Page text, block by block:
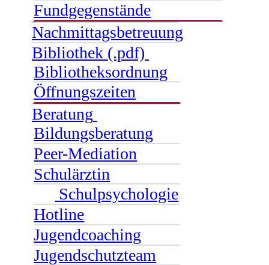
Fundgegenstände
Nachmittagsbetreuung
Bibliothek (.pdf)
Bibliotheksordnung
Öffnungszeiten
Beratung
Bildungsberatung
Peer-Mediation
Schulärztin
Schulpsychologie
Hotline
Jugendcoaching
Jugendschutzteam